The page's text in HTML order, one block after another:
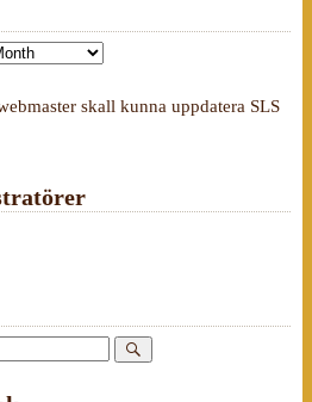
skall kunna uppdatera SLS